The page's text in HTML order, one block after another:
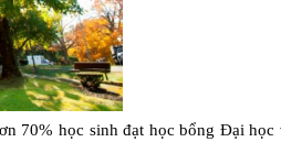
70% học sinh đạt học bổng Đại